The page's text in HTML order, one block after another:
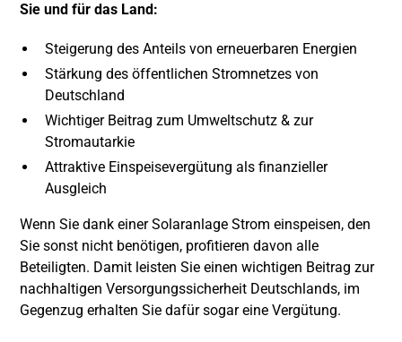
Sie und für das Land:
Steigerung des Anteils von erneuerbaren Energien
Stärkung des öffentlichen Stromnetzes von
Deutschland
Wichtiger Beitrag zum Umweltschutz & zur
Stromautarkie
Attraktive Einspeisevergütung als finanzieller
Ausgleich
Wenn Sie dank einer Solaranlage Strom einspeisen, den
Sie sonst nicht benötigen, profitieren davon alle
Beteiligten. Damit leisten Sie einen wichtigen Beitrag zur
nachhaltigen Versorgungssicherheit Deutschlands, im
Gegenzug erhalten Sie dafür sogar eine Vergütung.